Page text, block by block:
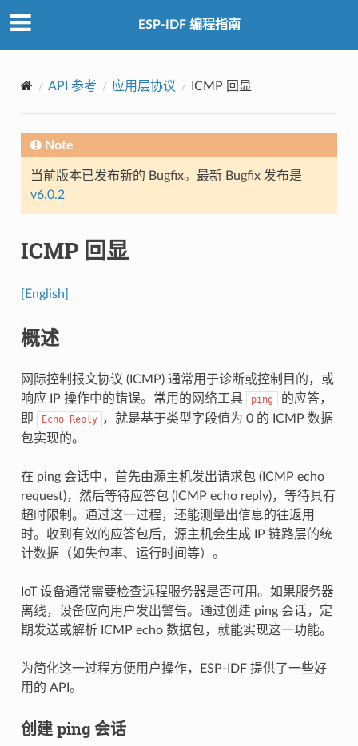
ESP-IDF 编程指南
API 参考 应用层协议 ICMP 回显
Note
当前版本已发布新的 Bugfix。最新 Bugfix 发布是
v6.0.2
ICMP 回显
[English]
概述
网际控制报文协议 (ICMP) 通常用于诊断或控制目的，或
响应 IP 操作中的错误。常用的网络工具
ping
的应答，
即
Echo Reply ，就是基于类型字段值为 0 的 ICMP 数据
包实现的。
在 ping 会话中，首先由源主机发出请求包 (ICMP echo
request)，然后等待应答包 (ICMP echo reply)，等待具有
超时限制。通过这一过程，还能测量出信息的往返用
时。收到有效的应答包后，源主机会生成 IP 链路层的统
计数据（如失包率、运行时间等）。
IoT 设备通常需要检查远程服务器是否可用。如果服务器
离线，设备应向用户发出警告。通过创建 ping 会话，定
期发送或解析 ICMP echo 数据包，就能实现这一功能。
为简化这一过程方便用户操作，ESP-IDF 提供了一些好
用的 API。
创建 ping 会话